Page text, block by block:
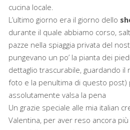
cucina locale.
L’ultimo giorno era il giorno dello
durante il quale abbiamo corso,
pazze nella spiaggia privata del
pungevano un po’ la pianta dei
dettaglio trascurabile, guardando il
foto e la penultima di questo post)
assolutamente valsa la pena
Un grazie speciale alle mia italian
Valentina, per aver reso ancora